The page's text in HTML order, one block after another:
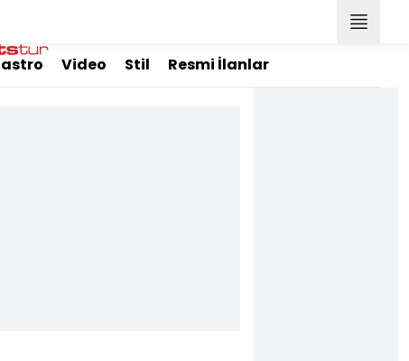
Video Stil Resmi İlanlar